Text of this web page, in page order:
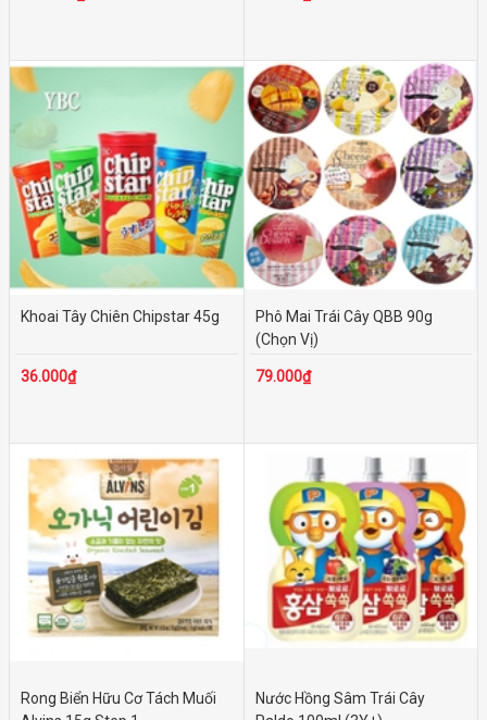
Khoai Tây Chiên Chipstar 45g
36.000₫
Phô Mai Trái Cây QBB 90g
(Chọn Vị)
79.000₫
Rong Biển Hữu Cơ Tách Muối
Nước Hồng Sâm Trái Cây